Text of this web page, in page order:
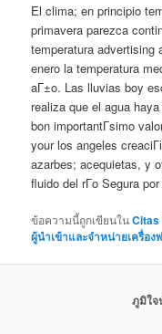
El clima; en principio
primavera parezca
temperatura advertising
enero la temperatura
aГ±o. Las lluvias boy
realiza que el agua
bon importantГ­simo
your los angeles
azarbes; acequietas, y
fluido del rГ­o Segura
ข้อความนี้ถูกเขียนในCitas
ผู้นำเข้าและจำหน่ายเครื่อ
ภูมิใจ